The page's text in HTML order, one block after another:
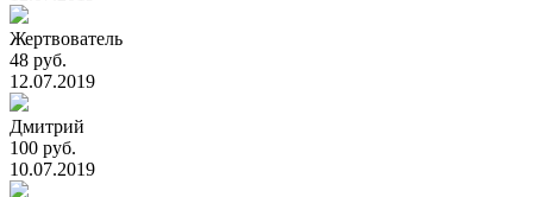
Жертвователь
48 руб.
12.07.2019
Дмитрий
100 руб.
10.07.2019